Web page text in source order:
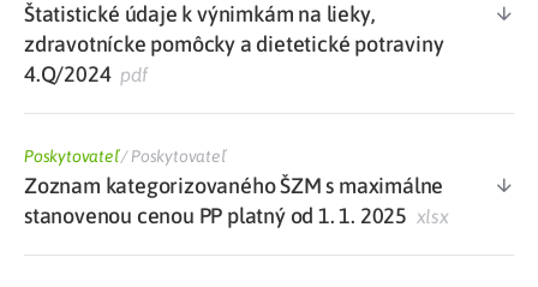
Štatistické údaje k výnimkám na lieky,
zdravotnícke pomôcky a dietetické potraviny
4.Q/2024pdf
Poskytovateľ/Poskytovateľ
Zoznam kategorizovaného ŠZM s maximálne
stanovenou cenou PP platný od 1. 1. 2025 xlsx